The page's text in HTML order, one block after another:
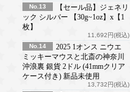
No.13
【セール品】ジェネリ
ック シルバー 【30g~1oz】x【1
枚】
11,692円(税込)
No.14
2025 1オンス ニウエ
ミッキーマウスと北斎の神奈川
沖浪裏 銀貨 2ドル (41mmクリア
ケース付き) 新品未使用
13,732円(税込)